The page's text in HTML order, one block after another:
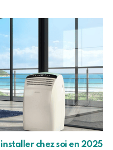
chez soi en 2025